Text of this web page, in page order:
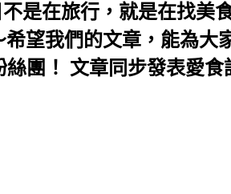
是在旅行，就是在找美
望我們的文章，能為大
絲團！ 文章同步發表愛